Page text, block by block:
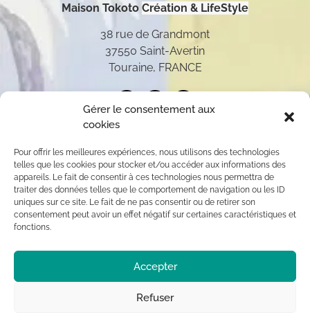
Gérer le consentement aux
cookies
Pour offrir les meilleures expériences, nous utilisons des technologies
telles que les cookies pour stocker et/ou accéder aux informations des
appareils. Le fait de consentir à ces technologies nous permettra de
traiter des données telles que le comportement de navigation ou les ID
uniques sur ce site. Le fait de ne pas consentir ou de retirer son
consentement peut avoir un effet négatif sur certaines caractéristiques et
fonctions.
Accepter
Refuser
Maison Tokoto Création & LifeStyle
38 rue de Grandmont
37550 Saint-Avertin
Touraine, FRANCE
Toutes les oeuvres présentées sur ce site appartiennent
exclusivement à l’auteur (sauf mention contraire) aux
termes des articles L 111-1 et L112-1 du code de la
Propriété Intellectuelle. Par conséquent, toute